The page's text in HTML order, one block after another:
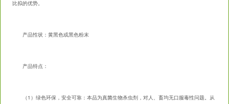
比拟的优势。
产品性状：黄黑色或黑色粉末
产品特点：
（1）绿色环保，安全可靠：本品为真菌生物杀虫剂，对人、畜均无口服毒性问题。从